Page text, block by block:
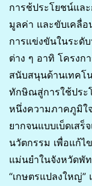
การช้ประโยชน์แล
มูลค่า และขับเคลื่
การแข่งขันในระดั
ต่าง ๆ อาทิ โครงก
สนับสนุนด้านเทคโ
ทักษิณสู่การใช้ประ
หนึ่งความภาคภูมิใ
ยากจนแบบเบ็ดเส
นวัตกรรม เพื่อแก้ไ
แม่นยำในจังหวัดพั
“เกษตรแปลงใหญ่